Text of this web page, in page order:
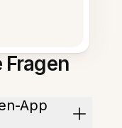
App